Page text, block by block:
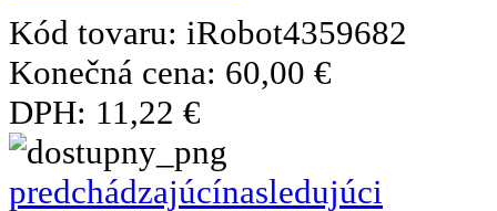
Kód tovaru: iRobot4359682
Konečná cena: 60,00 €
DPH: 11,22 €
predchádzajúcínasledujúci